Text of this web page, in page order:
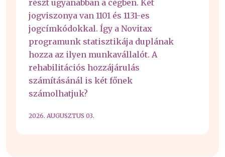
részt ugyanabban a cégben. Két
jogviszonya van 1101 és 1131-es
jogcímkódokkal. Így a Novitax
programunk statisztikája duplának
hozza az ilyen munkavállalót. A
rehabilitációs hozzájárulás
számításánál is két főnek
számolhatjuk?
2026. AUGUSZTUS 03.